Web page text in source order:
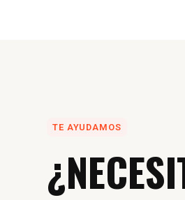
TE AYUDAMOS